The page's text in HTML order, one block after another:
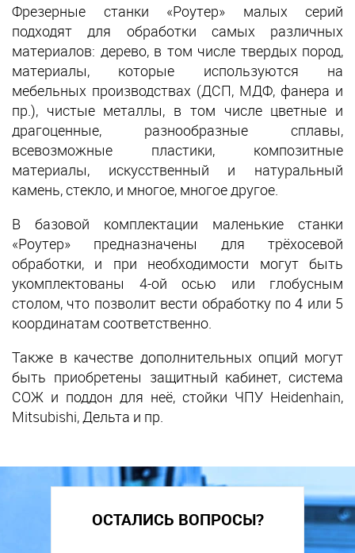
Фрезерные станки «Роутер» малых серий
подходят для обработки самых различных
материалов: дерево, в том числе твердых пород,
материалы, которые используются на
мебельных производствах (ДСП, МДФ, фанера и
пр.), чистые металлы, в том числе цветные и
драгоценные, разнообразные сплавы,
всевозможные пластики, композитные
материалы, искусственный и натуральный
камень, стекло, и многое, многое другое.
В базовой комплектации маленькие станки
«Роутер» предназначены для трёхосевой
обработки, и при необходимости могут быть
укомплектованы 4-ой осью или глобусным
столом, что позволит вести обработку по 4 или 5
координатам соответственно.
Также в качестве дополнительных опций могут
быть приобретены защитный кабинет, система
СОЖ и поддон для неё, стойки ЧПУ Heidenhain,
Mitsubishi, Дельта и пр.
ОСТАЛИСЬ ВОПРОСЫ?